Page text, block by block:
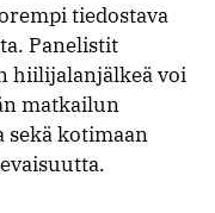
tiedostava
Panelistit
hiilijalanjälkeä voi
matkailun
sekä kotimaan